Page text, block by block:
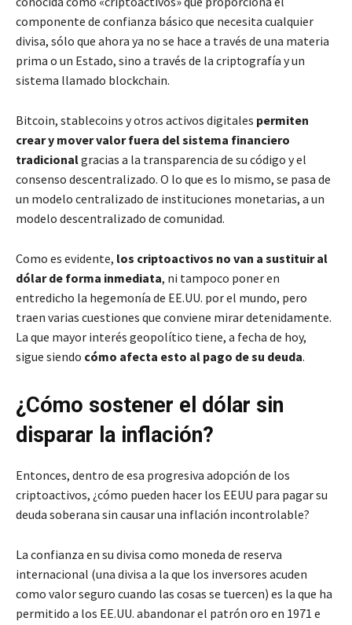
componente de confianza básico que necesita cualquier
divisa, sólo que ahora ya no se hace a través de una materia
prima o un Estado, sino a través de la criptografía y un
sistema llamado blockchain.
Bitcoin, stablecoins y otros activos digitales permiten
crear y mover valor fuera del sistema financiero
tradicionalgracias a la transparencia de su código y el
consenso descentralizado. O lo que es lo mismo, se pasa de
un modelo centralizado de instituciones monetarias, a un
modelo descentralizado de comunidad.
Como es evidente, los criptoactivos no van a sustituir al
dólar de forma inmediata, ni tampoco poner en
entredicho la hegemonía de EE.UU. por el mundo, pero
traen varias cuestiones que conviene mirar detenidamente.
La que mayor interés geopolítico tiene, a fecha de hoy,
sigue siendo cómo afecta esto al pago de su deuda.
¿Cómo sostener el dólar sin
disparar la inflación?
Entonces, dentro de esa progresiva adopción de los
criptoactivos, ¿cómo pueden hacer los EEUU para pagar su
deuda soberana sin causar una inflación incontrolable?
La confianza en su divisa como moneda de reserva
internacional (una divisa a la que los inversores acuden
como valor seguro cuando las cosas se tuercen) es la que ha
permitido a los EE.UU. abandonar el patrón oro en 1971 e